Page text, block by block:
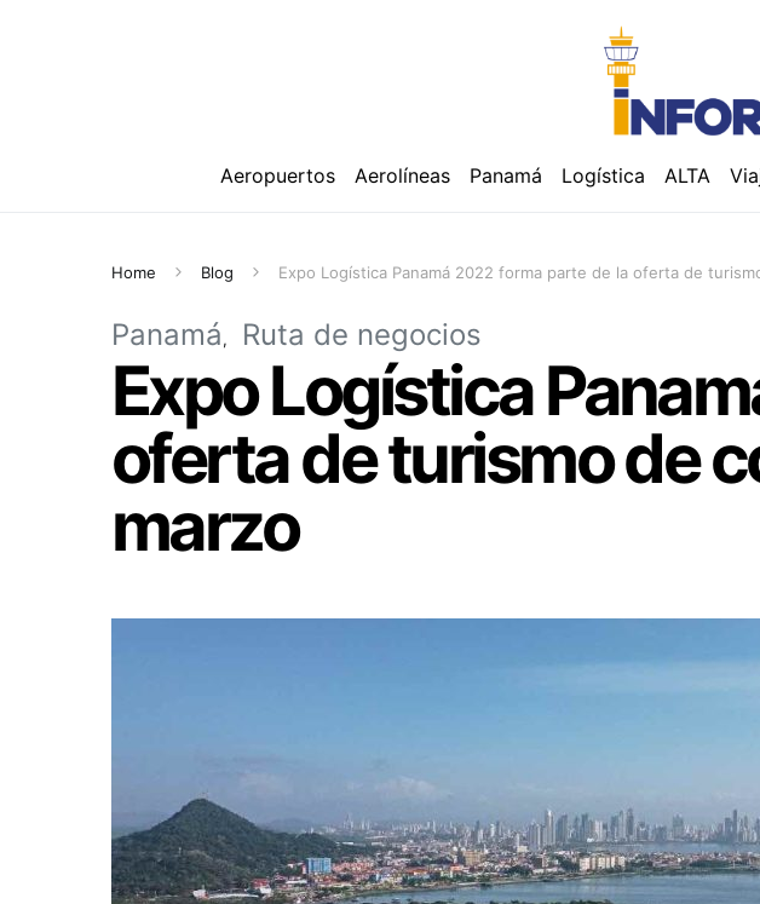
Aeropuertos Aerolíneas Panamá Logística ALTA
Home Blog Expo Logística Panamá 2022 forma parte de la oferta de
Panamá Ruta de negocios
Expo Logística
oferta de turismo de
marzo